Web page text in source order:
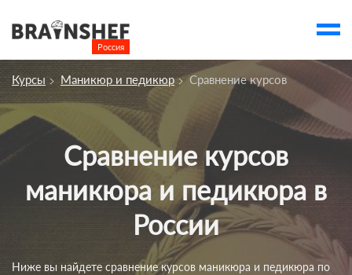
Россия
Выбор города
account_balance
Компании
Профессии
Курсы Маникюр и педикюр Сравнение курсов
Сравнение курсов
маникюра и педикюра в
России
Ниже вы найдете сравнение курсов маникюра и педикюра по